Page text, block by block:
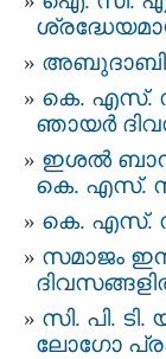
അബുദാബി
കെ. എസ്.
ഞായർ
ഇശല്‍
കെ. എസ്.
കെ. എസ്.
സമാജം
സി. പി.
ലോഗോ